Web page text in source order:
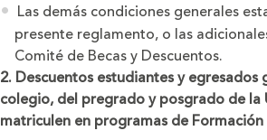
Las demás condiciones generales
presente reglamento, o las
Comité de Becas y Descuentos.
2. Descuentos estudiantes y egresados
colegio, del pregrado y posgrado de la
matriculen en programas de